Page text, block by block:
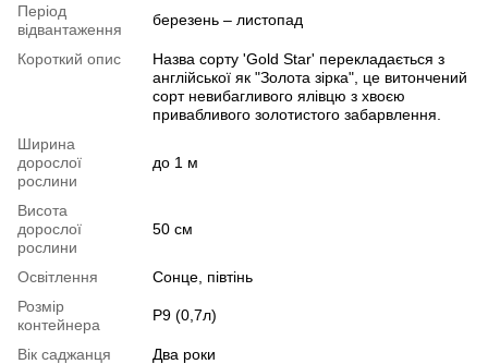
Період
відвантаження
березень – листопад
Короткий опис
Назва сорту 'Gold Star' перекладається з
англійської як "Золота зірка", це витончений
сорт невибагливого ялівцю з хвоєю
привабливого золотистого забарвлення.
Ширина
дорослої
рослини
до 1 м
Висота
дорослої
рослини
50 см
Освітлення
Сонце, півтінь
Розмір
контейнера
Р9 (0,7л)
Вік саджанця
Два роки